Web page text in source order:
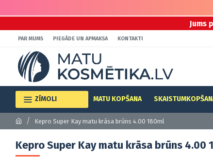
Jums
PAR MUMS PIEGĀDE UN APMAKSA KONTAKTI
ZĪMOLI MATU KOPŠANA
Kepro Super Kay matu krāsa brūns 4.00 180ml
Kepro Super Kay matu krāsa brūns 4.00